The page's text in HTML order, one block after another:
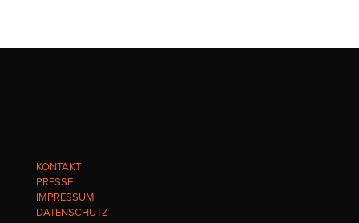
KONTAKT
PRESSE
IMPRESSUM
DATENSCHUTZ